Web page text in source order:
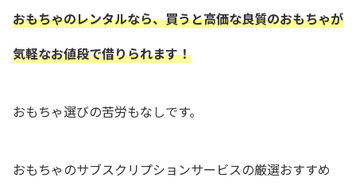
おもちゃのレンタルなら、買うと高価な良質のおもちゃが
気軽なお値段で借りられます！
おもちゃ選びの苦労もなしです。
おもちゃのサブスクリプションサービスの厳選おすすめ